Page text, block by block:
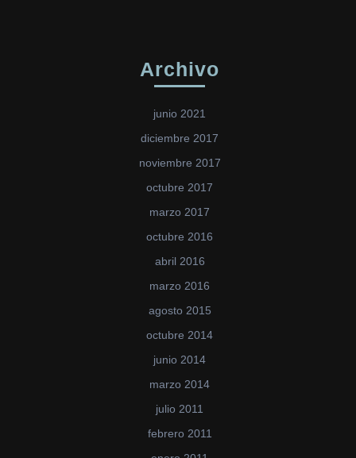
Archivo
junio 2021
diciembre 2017
noviembre 2017
octubre 2017
marzo 2017
octubre 2016
abril 2016
marzo 2016
agosto 2015
octubre 2014
junio 2014
marzo 2014
julio 2011
febrero 2011